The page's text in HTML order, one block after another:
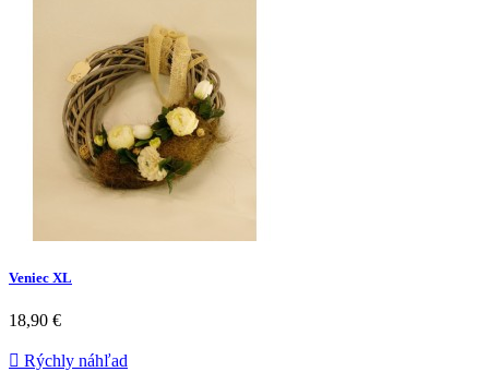
Veniec XL
18,90 €
 Rýchly náhľad